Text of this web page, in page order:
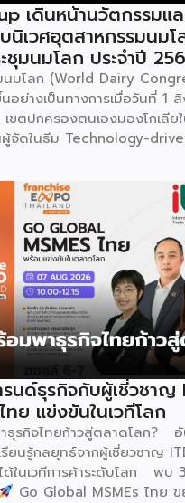
เดินหน้านวัตกรรมแ
บนิเวศอุตสาหกรรมนม
ชุมนมโลก ประจำปี
นมโลก (World Dairy
นอย่างเป็นทางการเมื่อวันที่ 1
ขตปกครองตนเองมองโกเลีย
ผู้จัดในธีม Technology-
(ขับเคลื่อนด้วยเทคโนโลยี มุ่ง
เวศอุตสาหกรรมนมโลกอย่างยั่
มผู้นำจากสมาคมการค้านานา
บสูงตลอดห่วงโซ่คุณค่าของอุต
นเมืองหลวงแห่งอุตสาหกรรมน
พิธีเปิดการประชุม สหพันธ์วิทย
รอาหารนานาชาติ (IUFoST)
ะรางวัลที่ระลึก เพื่อรับรองให้
Dairy Capital หรือเมือง
นมโลก อย่างเป็นทางการ ดร.
ร IUFoST กล่าวในพิธีเปิดว่า
สัญญาณแห่งความสำเร็จที่สะท้
ตในการยกระดับอุตสาหกรรม
ทรงเกียรตินี้ยังมุ่งหวังให้เป็น
แถวหน้าอย่าง Yili Group […]
รนด์ธุรกิจกับผู้เชี่วชาญ
ทย แข่งขันในเวทีโลก
ธุรกิจไทยก้าวสู่ตลาดโลก? อั
ยนรู้กลยุทธ์จากผู้เชี่ยวชาญ
ด้ในเวทีการค้าระดับโลก พบ
Go Global MSMEs ไทย